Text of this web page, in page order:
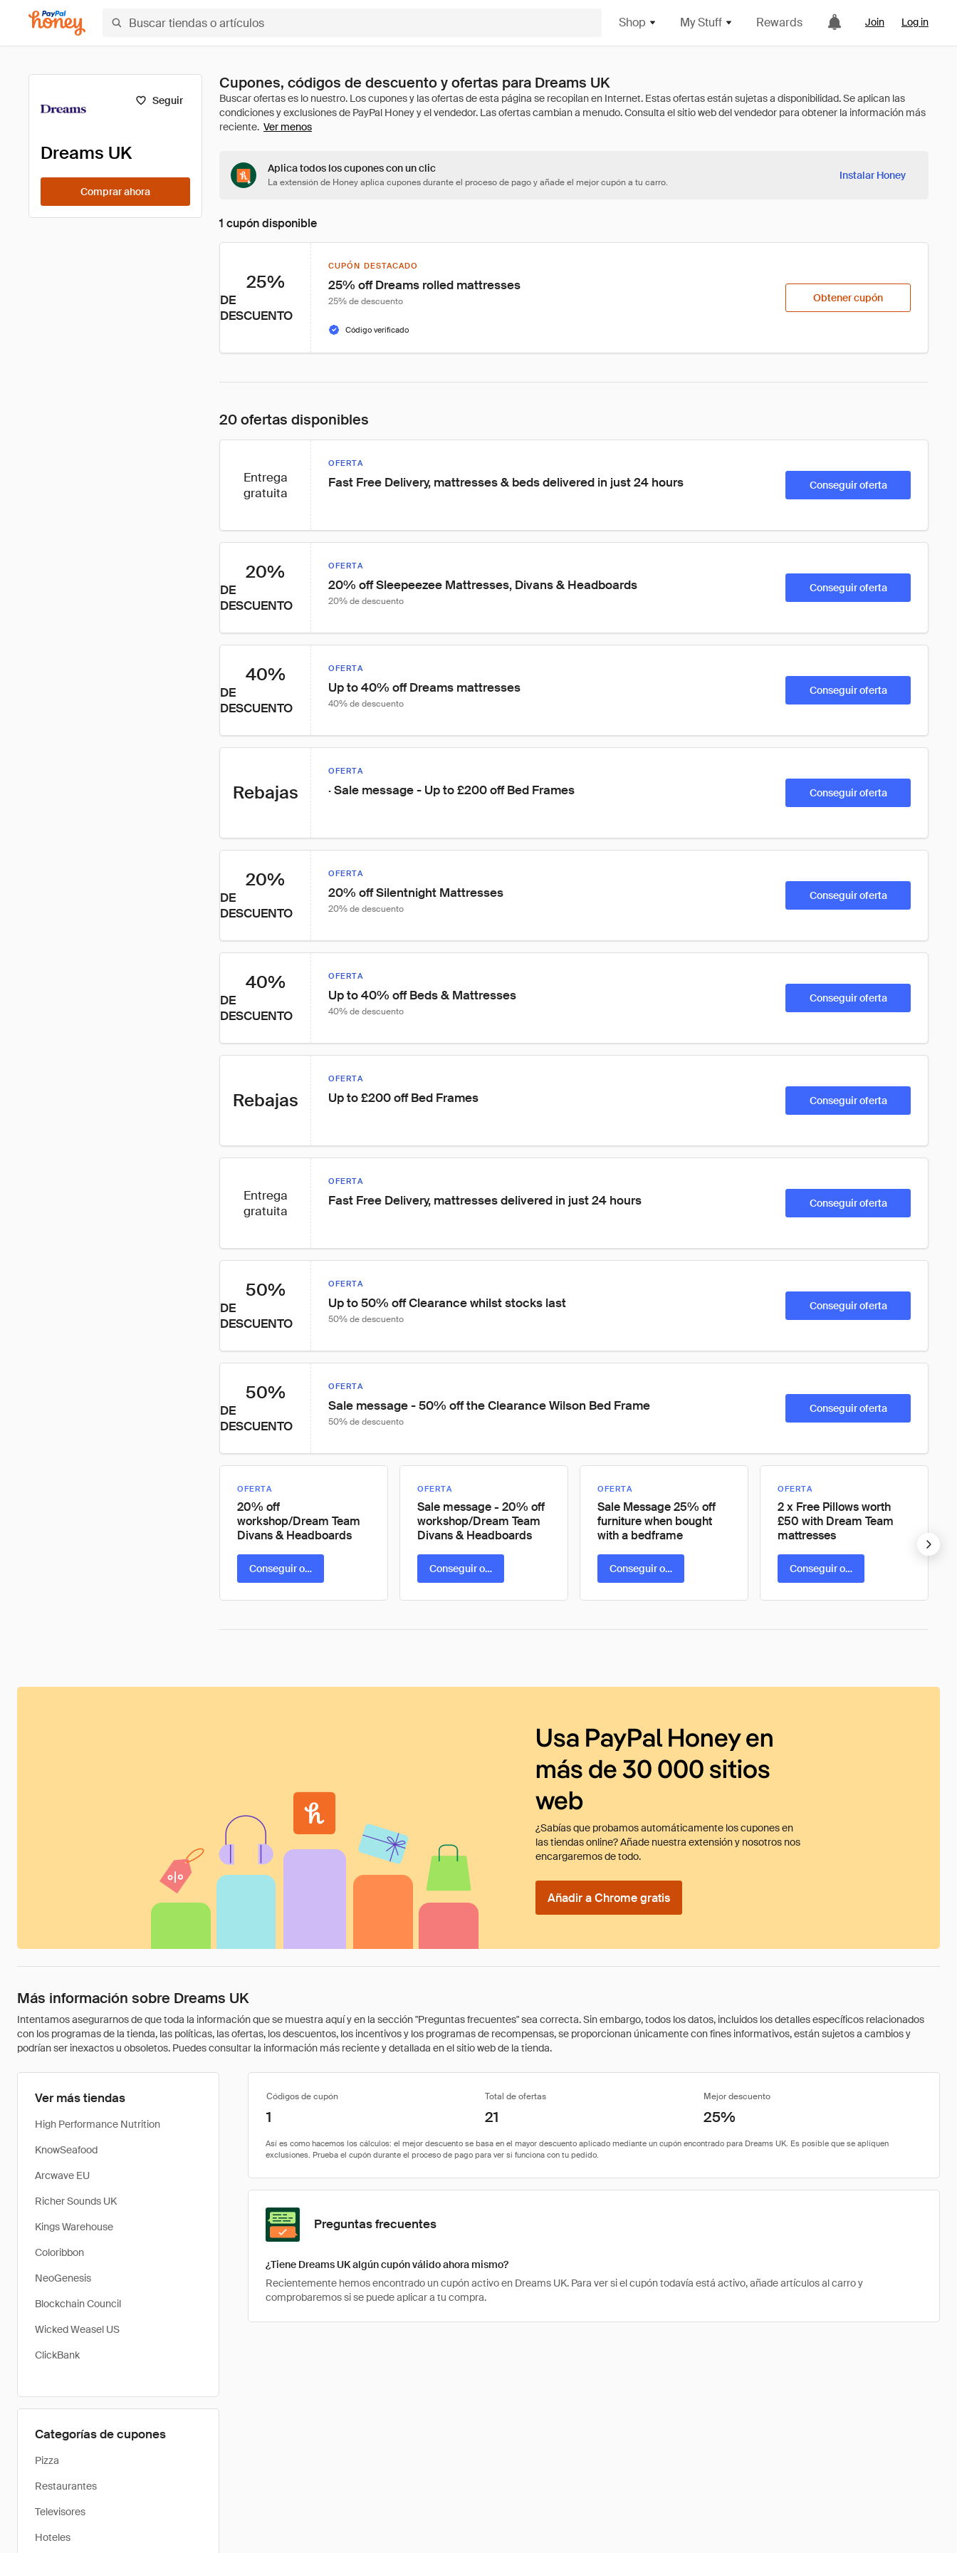
Shop My Stuff Rewards Join Log in
Seguir
Dreams UK
Comprar ahora
Cupones, códigos de descuento y ofertas para Dreams UK
Ver menos
Aplica todos los cupones con un clic
La extensión de Honey aplica cupones durante el proceso de pago y añade el mejor cupón a tu carro.
Instalar Honey
1 cupón disponible
25%
DE
DESCUENTO
CUPÓN DESTACADO
25% off Dreams rolled mattresses
25% de descuento
Código verificado
Obtener cupón
20 ofertas disponibles
Entrega
gratuita
OFERTA
Fast Free Delivery, mattresses & beds delivered in just 24 hours Conseguir oferta
20%
DE
DESCUENTO
OFERTA
20% off Sleepeezee Mattresses, Divans & Headboards
20% de descuento
Conseguir oferta
40%
DE
DESCUENTO
OFERTA
Up to 40% off Dreams mattresses
40% de descuento
Conseguir oferta
Rebajas
OFERTA
· Sale message - Up to £200 off Bed Frames Conseguir oferta
20%
DE
DESCUENTO
OFERTA
20% off Silentnight Mattresses
20% de descuento
Conseguir oferta
40%
DE
DESCUENTO
OFERTA
Up to 40% off Beds & Mattresses
40% de descuento
Conseguir oferta
Rebajas
OFERTA
Up to £200 off Bed Frames Conseguir oferta
Entrega
gratuita
OFERTA
Fast Free Delivery, mattresses delivered in just 24 hours Conseguir oferta
50%
DE
DESCUENTO
OFERTA
Up to 50% off Clearance whilst stocks last
50% de descuento
Conseguir oferta
50%
DE
DESCUENTO
OFERTA
Sale message - 50% off the Clearance Wilson Bed Frame
50% de descuento
Conseguir oferta
OFERTA
20% off
workshop/Dream Team
Divans & Headboards
Conseguir oferta
OFERTA
Sale message - 20% off
workshop/Dream Team
Divans & Headboards
Conseguir oferta
OFERTA
Sale Message 25% off
furniture when bought
with a bedframe
Conseguir oferta
OFERTA
2 x Free Pillows worth
£50 with Dream Team
mattresses
Conseguir oferta
Usa PayPal Honey en
más de 30 000 sitios
web
¿Sabías que probamos automáticamente los cupones en
las tiendas online? Añade nuestra extensión y nosotros nos
encargaremos de todo.
Añadir a Chrome gratis
Más información sobre Dreams UK
Intentamos asegurarnos de que toda la información que se muestra aquí y en la sección "Preguntas frecuentes" sea correcta. Sin embargo, todos los datos, incluidos los detalles específicos relacionados
con los programas de la tienda, las políticas, las ofertas, los descuentos, los incentivos y los programas de recompensas, se proporcionan únicamente con fines informativos, están sujetos a cambios y
podrían ser inexactos u obsoletos. Puedes consultar la información más reciente y detallada en el sitio web de la tienda.
Ver más tiendas
High Performance Nutrition
KnowSeafood
Arcwave EU
Richer Sounds UK
Kings Warehouse
Coloribbon
NeoGenesis
Blockchain Council
Wicked Weasel US
ClickBank
Categorías de cupones
Pizza
Restaurantes
Televisores
Hoteles
Códigos de cupón Total de ofertas Mejor descuento
1 21 25%
Preguntas frecuentes
¿Tiene Dreams UK algún cupón válido ahora mismo?
Recientemente hemos encontrado un cupón activo en Dreams UK. Para ver si el cupón todavía está activo, añade artículos al carro y
comprobaremos si se puede aplicar a tu compra.